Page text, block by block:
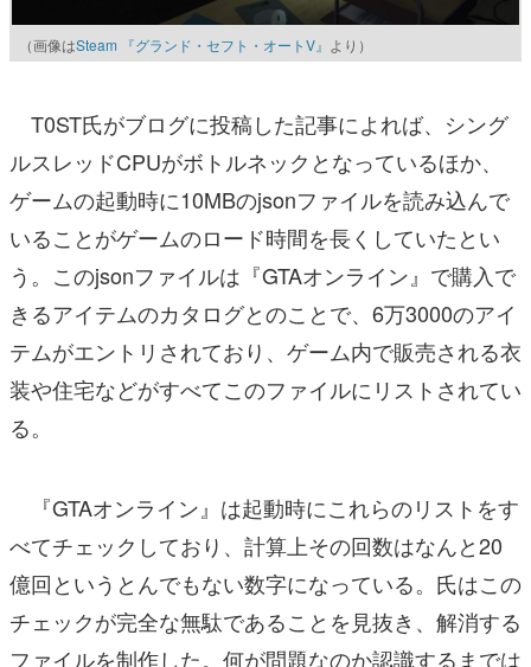
（画像はSteam 『グランド・セフト・オートV』 より）
T0ST氏がブログに投稿した記事によれば、シング
ルスレッドCPUがボトルネックとなっているほか、
ゲームの起動時に10MBのjsonファイルを読み込んで
いることがゲームのロード時間を長くしていたとい
う。このjsonファイルは『GTAオンライン』で購入で
きるアイテムのカタログとのことで、6万3000のアイ
テムがエントリされており、ゲーム内で販売される衣
装や住宅などがすべてこのファイルにリストされてい
る。
『GTAオンライン』は起動時にこれらのリストをす
べてチェックしており、計算上その回数はなんと20
億回というとんでもない数字になっている。氏はこの
チェックが完全な無駄であることを見抜き、解消する
ファイルを制作した。何が問題なのか認識するまでは